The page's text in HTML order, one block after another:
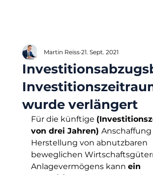
wurde verlängert
Martin Reiss 21. Sept. 2021
Für die künftige
von drei Jahren)
Herstellung von abnutzbaren
beweglichen
Anlagevermögens kann ein